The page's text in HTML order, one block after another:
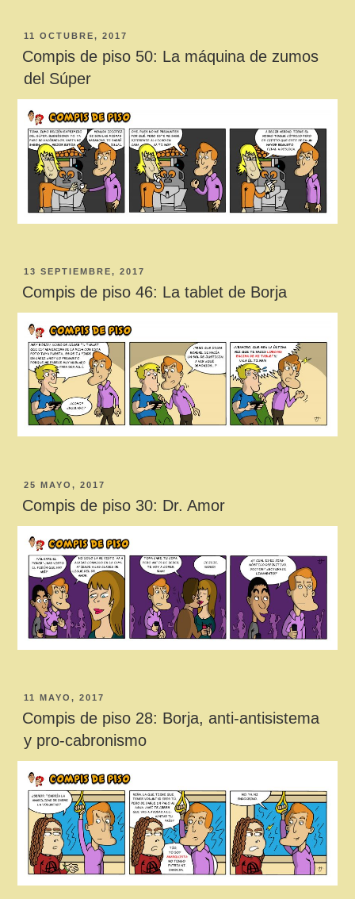
PUBLICADO
EL
11 OCTUBRE, 2017
Compis de piso 50: La máquina de zumos
del Súper
PUBLICADO
EL
13 SEPTIEMBRE, 2017
Compis de piso 46: La tablet de Borja
PUBLICADO
EL
25 MAYO, 2017
Compis de piso 30: Dr. Amor
PUBLICADO
EL
11 MAYO, 2017
Compis de piso 28: Borja, anti-antisistema
y pro-cabronismo